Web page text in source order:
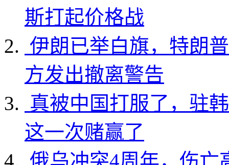
斯打起价格战
伊朗已举白旗，特朗
方发出撤离警告
真被中国打服了，驻
这一次赌赢了
俄乌冲突4周年，伤亡